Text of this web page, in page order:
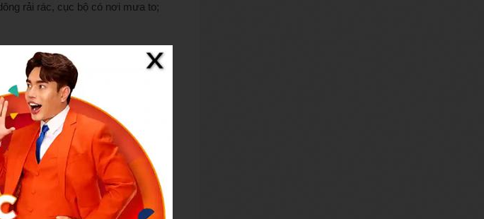
rải rác, cục bộ có nơi mưa to;
phía Bắc (Thanh Hóa – Hà
nơi mưa to.
gắt. Nhiệt độ từ 23-38 độ.